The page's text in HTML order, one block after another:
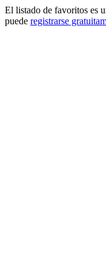
El listado de favoritos es
puede registrarse